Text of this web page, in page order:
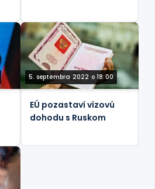
5. septembra 2022 o 18:00
EÚ pozastaví vízovú
dohodu s Ruskom